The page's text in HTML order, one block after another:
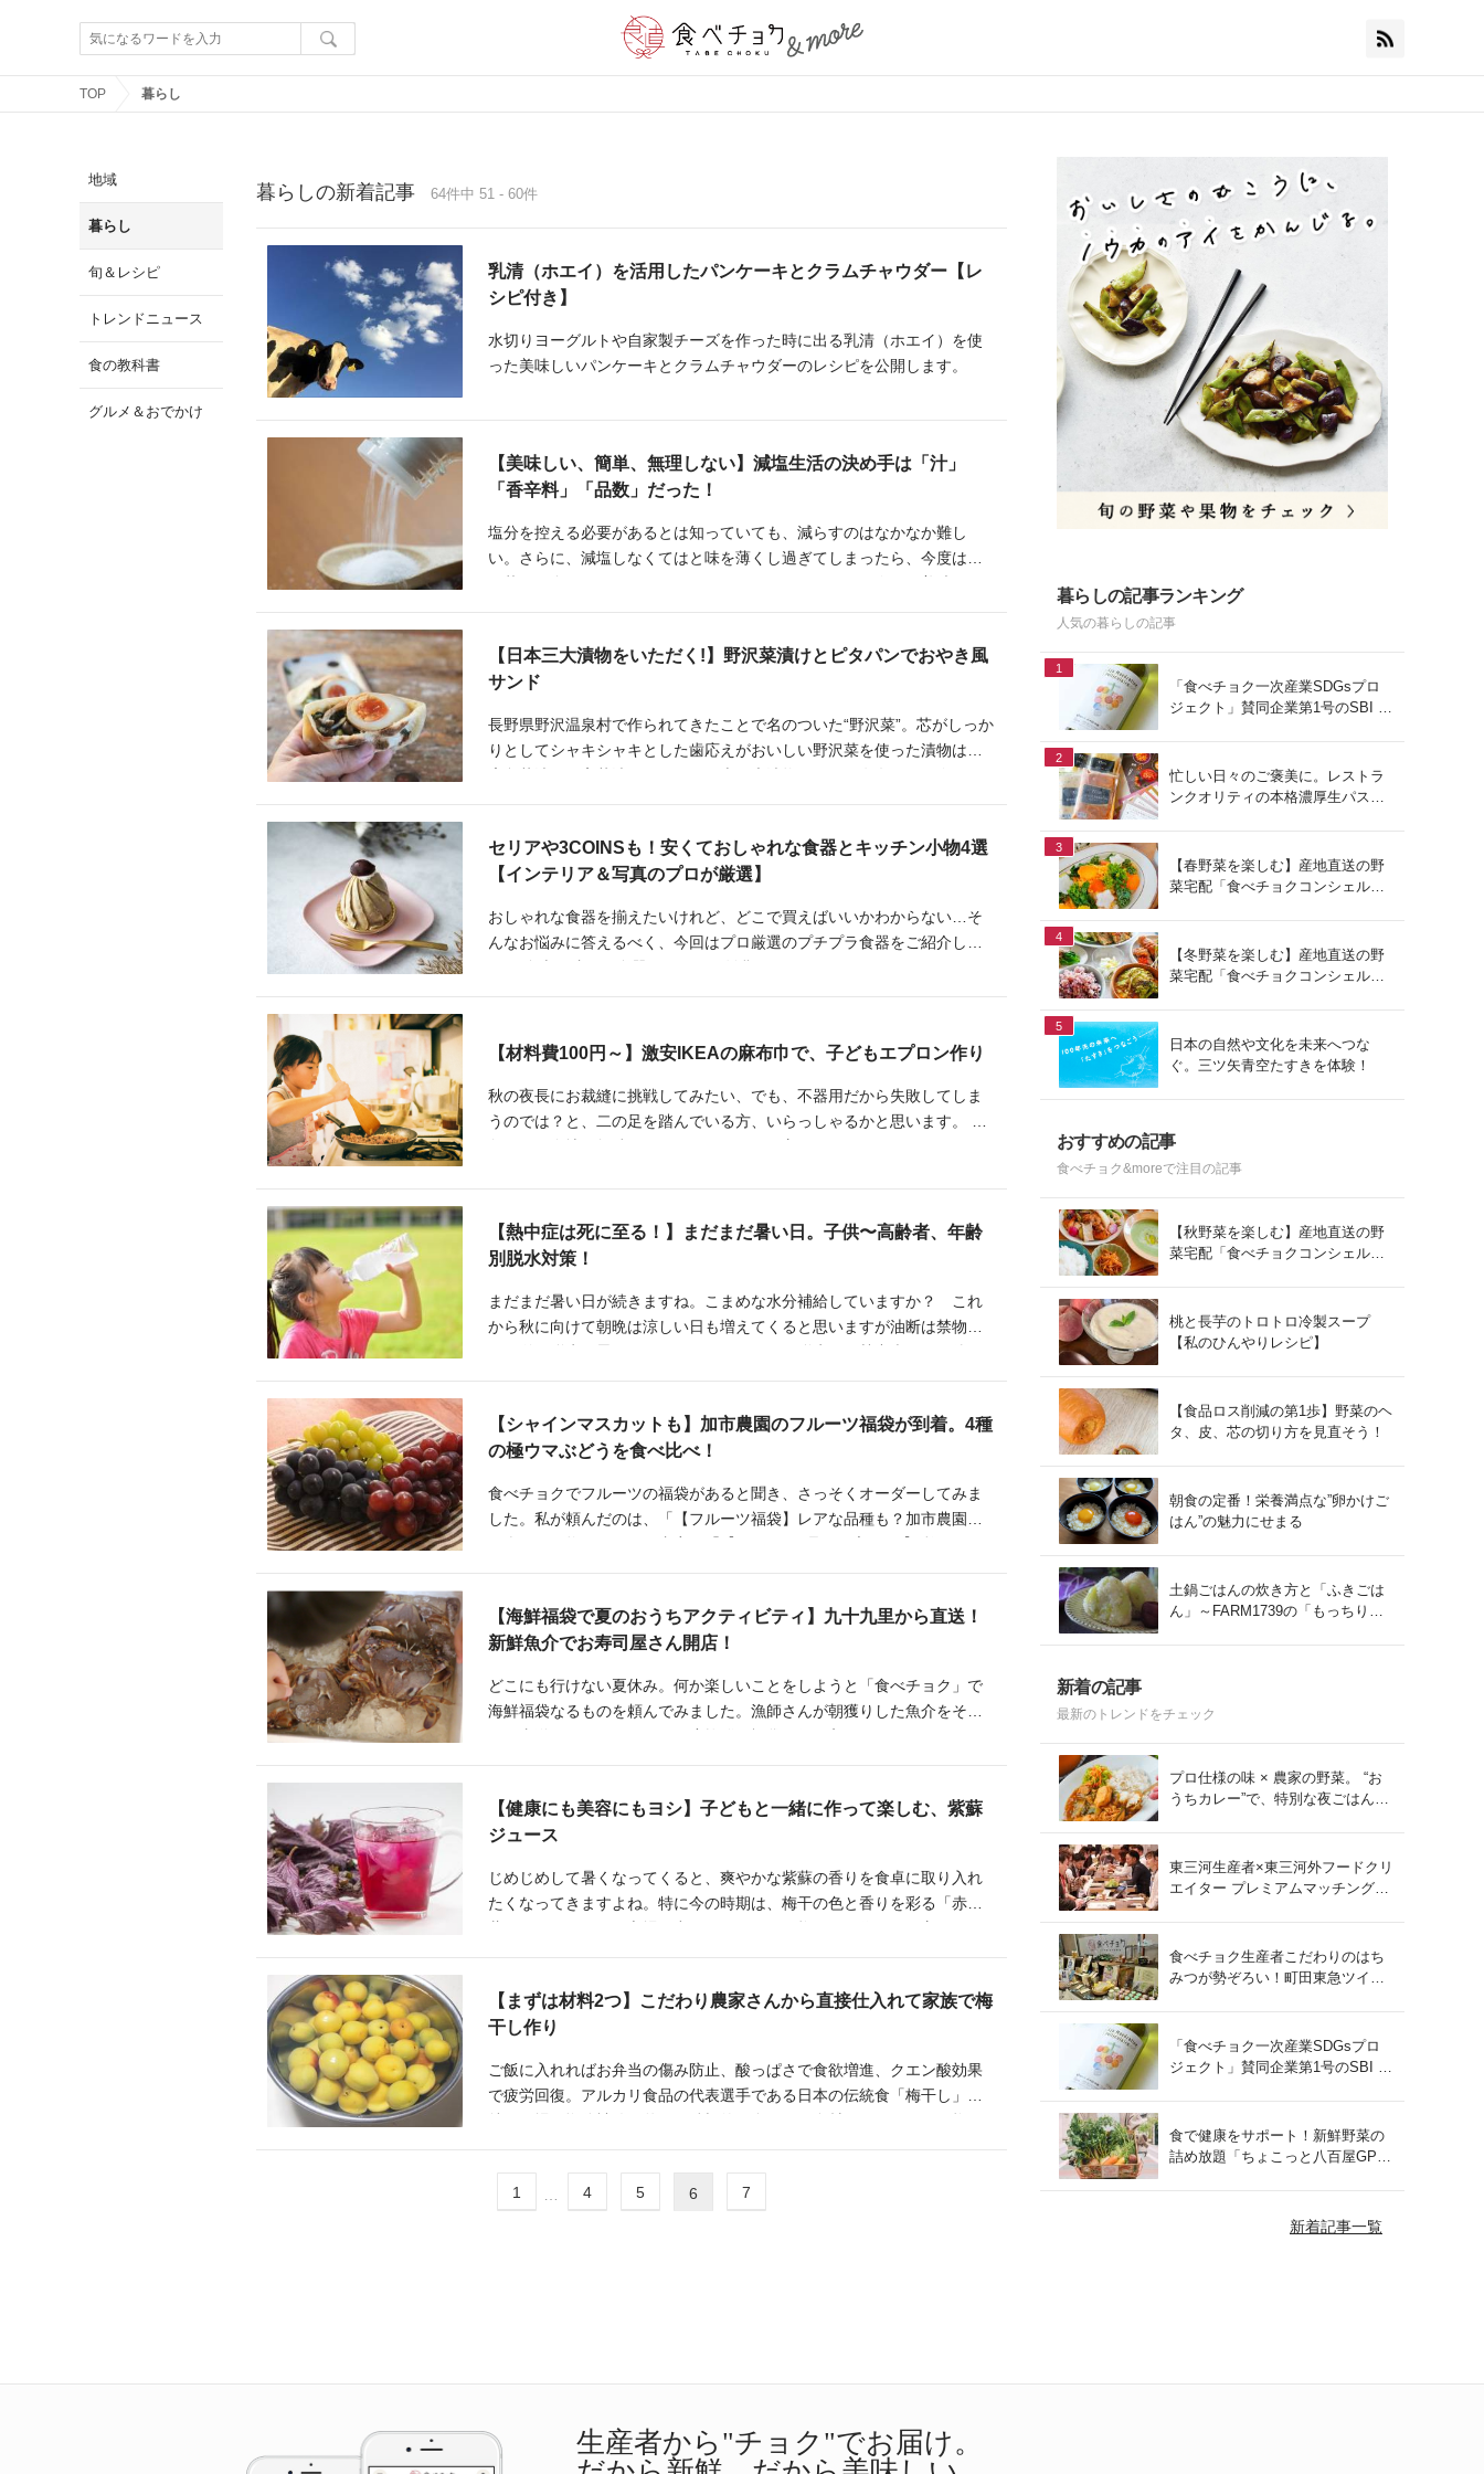
TOP 暮らし
地域
暮らし
旬＆レシピ
トレンドニュース
食の教科書
グルメ＆おでかけ
暮らしの新着記事 64件中 51 - 60件
乳清（ホエイ）を活用したパンケーキとクラムチャウダー【レ
シピ付き】
水切りヨーグルトや自家製チーズを作った時に出る乳清（ホエイ）を使
った美味しいパンケーキとクラムチャウダーのレシピを公開します。
【美味しい、簡単、無理しない】減塩生活の決め手は「汁」
「香辛料」「品数」だった！
塩分を控える必要があるとは知っていても、減らすのはなかなか難し
い。さらに、減塩しなくてはと味を薄くし過ぎてしまったら、今度は味
上手に減塩するコツをお伝えします。
【日本三大漬物をいただく!】野沢菜漬けとピタパンでおやき風
サンド
長野県野沢温泉村で作られてきたことで名のついた“野沢菜”。芯がしっか
りとしてシャキシャキとした歯応えがおいしい野沢菜を使った漬物は、
そんな野沢菜漬けを使っておやき風のピタパンサンドイッチを作りまし
セリアや3COINSも！安くておしゃれな食器とキッチン小物4選
【インテリア＆写真のプロが厳選】
おしゃれな食器を揃えたいけれど、どこで買えばいいかわからない…そ
んなお悩みに答えるべく、今回はプロ厳選のプチプラ食器をご紹介しま
ンズ）、Franfran（フランフラン）、LAKOLE（ラコレ）からピックアッ
【材料費100円～】激安IKEAの麻布巾で、子どもエプロン作り
秋の夜長にお裁縫に挑戦してみたい、でも、不器用だから失敗してしま
うのでは？と、二の足を踏んでいる方、いらっしゃるかと思います。 折
抗感がなくなるかもしれませんよ。
【熱中症は死に至る！】まだまだ暑い日。子供〜高齢者、年齢
別脱水対策！
まだまだ暑い日が続きますね。こまめな水分補給していますか？ これ
から秋に向けて朝晩は涼しい日も増えてくると思いますが油断は禁物で
症状を引き起こすリスクが高くなります。また熱中症は死に至ることも
【シャインマスカットも】加市農園のフルーツ福袋が到着。4種
の極ウマぶどうを食べ比べ！
食べチョクでフルーツの福袋があると聞き、さっそくオーダーしてみま
した。私が頼んだのは、「【フルーツ福袋】レアな品種も？加市農園の
つめ合わせ(2kg)」とのこと。どんなぶどうが届くのか、それが手元に届
【海鮮福袋で夏のおうちアクティビティ】九十九里から直送！
新鮮魚介でお寿司屋さん開店！
どこにも行けない夏休み。何か楽しいことをしようと「食べチョク」で
海鮮福袋なるものを頼んでみました。漁師さんが朝獲りした魚介をその
ク、子どもたちと楽しみに待っていました。
【健康にも美容にもヨシ】子どもと一緒に作って楽しむ、紫蘇
ジュース
じめじめして暑くなってくると、爽やかな紫蘇の香りを食卓に取り入れ
たくなってきますよね。特に今の時期は、梅干の色と香りを彩る「赤紫
紫蘇ジュースは子どもと一緒に楽しく作る事が出来ます。赤紫蘇ジュー
【まずは材料2つ】こだわり農家さんから直接仕入れて家族で梅
干し作り
ご飯に入れればお弁当の傷み防止、酸っぱさで食欲増進、クエン酸効果
で疲労回復。アルカリ食品の代表選手である日本の伝統食「梅干し」。
しを家族全員で協力して、自家製してみませんか？
1 4 5 6 7
暮らしの記事ランキング
人気の暮らしの記事
1
「食べチョク一次産業SDGsプロ
ジェクト」賛同企業第1号のSBI F
2
忙しい日々のご褒美に。レストラ
ンクオリティの本格濃厚生パスタ
3
【春野菜を楽しむ】産地直送の野
菜宅配「食べチョクコンシェルジ
4
【冬野菜を楽しむ】産地直送の野
菜宅配「食べチョクコンシェルジ
5
日本の自然や文化を未来へつな
ぐ。三ツ矢青空たすきを体験！
おすすめの記事
食べチョク&moreで注目の記事
【秋野菜を楽しむ】産地直送の野
菜宅配「食べチョクコンシェルジ
桃と長芋のトロトロ冷製スープ
【私のひんやりレシピ】
【食品ロス削減の第1歩】野菜のヘ
タ、皮、芯の切り方を見直そう！
朝食の定番！栄養満点な”卵かけご
はん”の魅力にせまる
土鍋ごはんの炊き方と「ふきごは
ん」～FARM1739の「もっちりコ
新着の記事
最新のトレンドをチェック
プロ仕様の味 × 農家の野菜。 “お
うちカレー”で、特別な夜ごはん
東三河生産者×東三河外フードクリ
エイター プレミアムマッチング会
食べチョク生産者こだわりのはち
みつが勢ぞろい！町田東急ツイン
「食べチョク一次産業SDGsプロ
ジェクト」賛同企業第1号のSBI F
食で健康をサポート！新鮮野菜の
詰め放題「ちょこっと八百屋GP
新着記事一覧
生産者から"チョク"でお届け。